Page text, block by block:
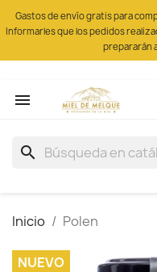
Gastos de envío gratis para
Informarles que los pedidos
prepararán

search
Inicio Polen
NUEVO